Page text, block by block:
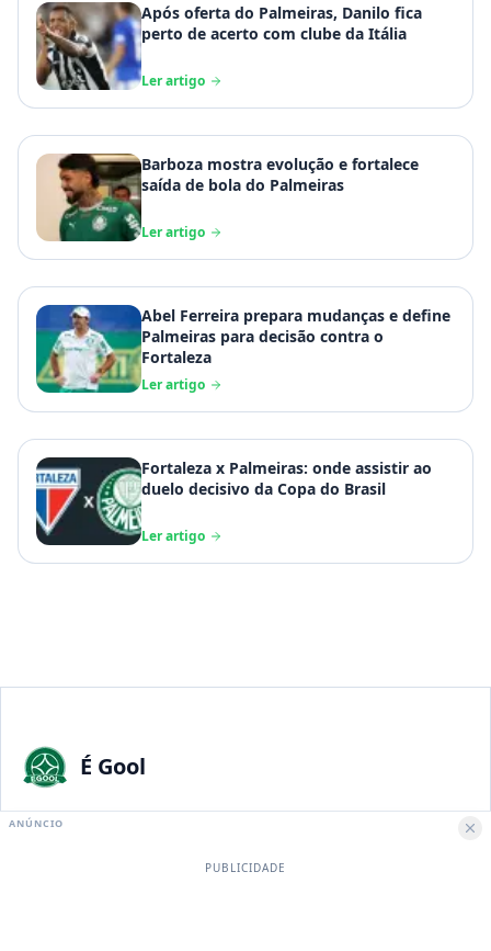
Após oferta do Palmeiras, Danilo fica
perto de acerto com clube da Itália
Ler artigo
Barboza mostra evolução e fortalece
saída de bola do Palmeiras
Ler artigo
Abel Ferreira prepara mudanças e define
Palmeiras para decisão contra o
Fortaleza
Ler artigo
Fortaleza x Palmeiras: onde assistir ao
duelo decisivo da Copa do Brasil
Ler artigo
É Gool
A maior paixão nacional merece a melhor experiência digital.
ANÚNCIO
PUBLICIDADE